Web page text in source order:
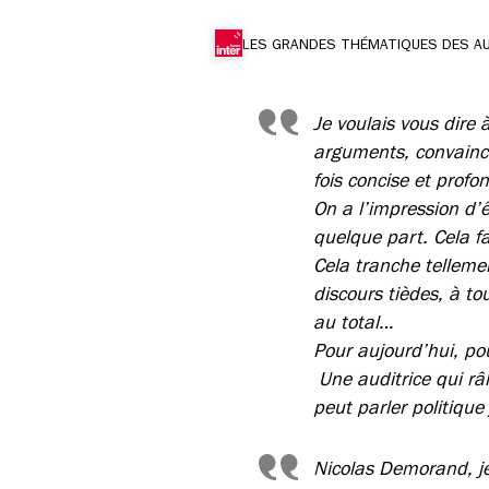
LES GRANDES THÉMATIQUES DES
Je voulais vous dire
arguments,
fois concise et
On a l’impression
quelque part. Cela
Cela tranche
discours tièdes, à
au total…
Pour aujourd’hui,
Une auditrice qui
peut parler
Nicolas Demorand,